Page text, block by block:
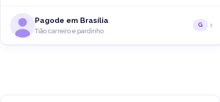
Pagode em Brasília
Tião carreiro e pardinho
G